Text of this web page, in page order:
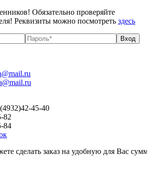
Обязательно проверяйте
Реквизиты можно посмотреть здесь
45-40
82
84
заказ на удобную для Вас сумму. Все